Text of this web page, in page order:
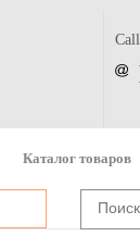
Каталог товаров